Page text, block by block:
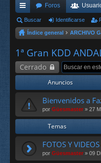
nl
ac
es
rá
Foros
Buscar Identificarse
Índice general ARCHIVO
1ª Gran KDD
Cerrado
Anuncios
Bienvenidos a
por Güesmaster » 27
Temas
FOTOS Y
por Güesmaster » 09